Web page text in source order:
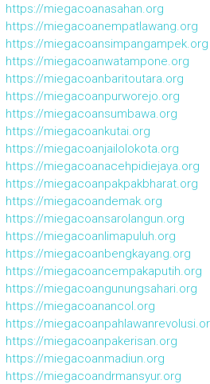
https://miegacoanasahan.org
https://miegacoanempatlawang.org
https://miegacoansimpangampek.org
https://miegacoanwatampone.org
https://miegacoanbaritoutara.org
https://miegacoanpurworejo.org
https://miegacoansumbawa.org
https://miegacoankutai.org
https://miegacoanjailolokota.org
https://miegacoanacehpidiejaya.org
https://miegacoanpakpakbharat.org
https://miegacoandemak.org
https://miegacoansarolangun.org
https://miegacoanlimapuluh.org
https://miegacoanbengkayang.org
https://miegacoancempakaputih.org
https://miegacoangunungsahari.org
https://miegacoanancol.org
https://
https://miegacoanpakerisan.org
https://miegacoanmadiun.org
https://miegacoandrmansyur.org